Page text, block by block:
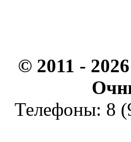
© 2011 -
Телефоны: 8